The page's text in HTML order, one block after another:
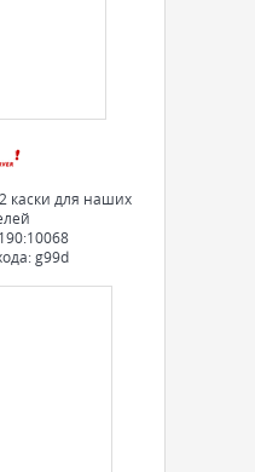
каски для наших
g99d